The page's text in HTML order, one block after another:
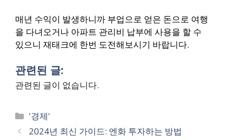
매년 수익이 발생하니까 부업으로 얻은 돈으로 여행
을 다녀오거나 아파트 관리비 납부에 사용을 할 수
있으니 재태크에 한번 도전해보시기 바랍니다.
관련된 글:
관련된 글이 없습니다.
Categories
'경제'
2024년 최신 가이드: 엔화 투자하는 방법